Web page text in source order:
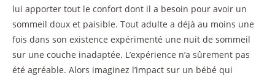
lui apporter tout le confort dont il a besoin pour avoir un
sommeil doux et paisible. Tout adulte a déjà au moins une
fois dans son existence expérimenté une nuit de sommeil
sur une couche inadaptée. L’expérience n’a sûrement pas
été agréable. Alors imaginez l’impact sur un bébé qui